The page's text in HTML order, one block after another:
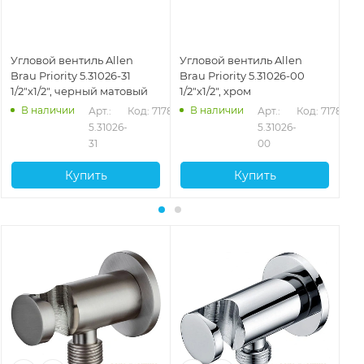
Угловой вентиль Allen
Brau Priority 5.31026-31
1/2"х1/2", черный матовый
В наличии
Арт.:
5.31026-
31
Код: 71787
Купить
Угловой вентиль Allen
Brau Priority 5.31026-00
1/2"х1/2", хром
В наличии
Арт.:
5.31026-
00
Код: 71786
Купить